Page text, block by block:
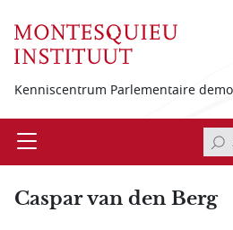
Kenniscentrum Parlementaire
Open
Caspar van den Berg